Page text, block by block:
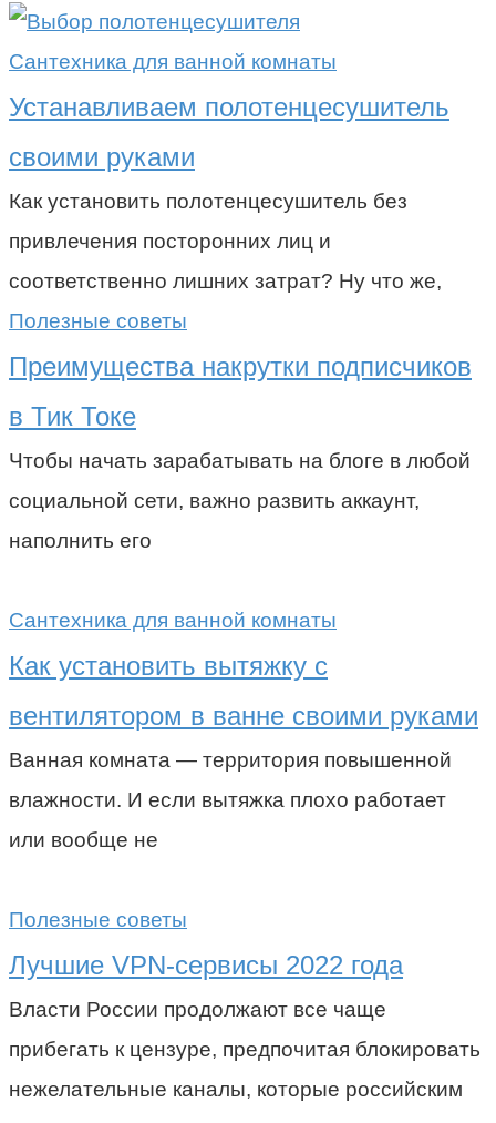
Сантехника для ванной комнаты
Устанавливаем полотенцесушитель
своими руками
Как установить полотенцесушитель без
привлечения посторонних лиц и
соответственно лишних затрат? Ну что же,
Полезные советы
Преимущества накрутки подписчиков
в Тик Токе
Чтобы начать зарабатывать на блоге в любой
социальной сети, важно развить аккаунт,
наполнить его
Сантехника для ванной комнаты
Как установить вытяжку с
вентилятором в ванне своими руками
Ванная комната — территория повышенной
влажности. И если вытяжка плохо работает
или вообще не
Полезные советы
Лучшие VPN-сервисы 2022 года
Власти России продолжают все чаще
прибегать к цензуре, предпочитая блокировать
нежелательные каналы, которые российским